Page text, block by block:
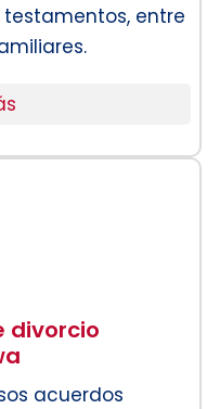
entre
divorcio
acuerdos